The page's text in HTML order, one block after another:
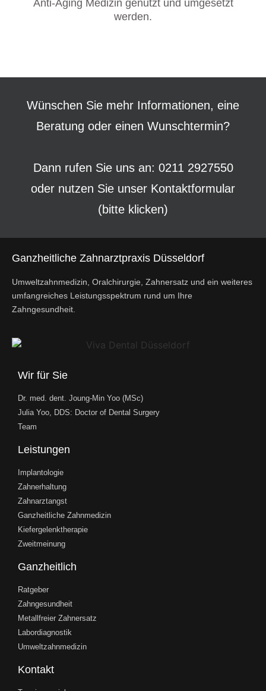
Anti-Aging Medizin genutzt und umgesetzt
werden.
Wünschen Sie mehr Informationen, eine
Beratung oder einen Wunschtermin?
Dann rufen Sie uns an: 0211 2927550
oder nutzen Sie unser Kontaktformular
(bitte klicken)
Ganzheitliche Zahnarztpraxis Düsseldorf
Umweltzahnmedizin, Oralchirurgie, Zahnersatz und ein weiteres
umfangreiches Leistungsspektrum rund um Ihre
Zahngesundheit.
Wir für Sie
Dr. med. dent. Joung-Min Yoo (MSc)
Julia Yoo, DDS: Doctor of Dental Surgery
Team
Leistungen
Implantologie
Zahnerhaltung
Zahnarztangst
Ganzheitliche Zahnmedizin
Kiefergelenktherapie
Zweitmeinung
Ganzheitlich
Ratgeber
Zahngesundheit
Metallfreier Zahnersatz
Labordiagnostik
Umweltzahnmedizin
Kontakt